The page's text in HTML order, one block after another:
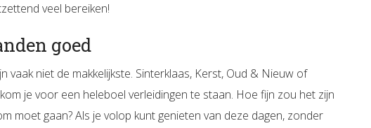
veel bereiken!
goed
vaak niet de makkelijkste. Sinterklaas, Kerst, Oud & Nieuw of
je voor een heleboel verleidingen te staan. Hoe fijn zou het zijn
moet gaan? Als je volop kunt genieten van deze dagen, zonder